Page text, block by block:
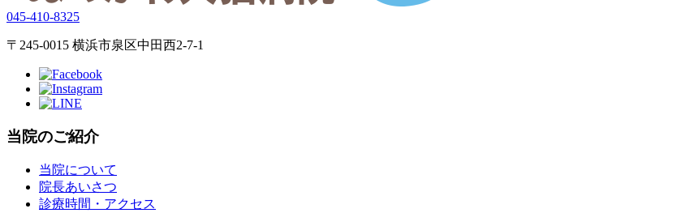
045-410-8325
〒245-0015 横浜市泉区中田西2-7-1
当院のご紹介
当院について
院長あいさつ
診療時間・アクセス